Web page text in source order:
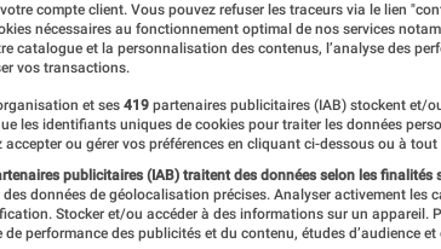
votre compte client. Vous pouvez refuser les traceurs via le lien
nécessaires au fonctionnement optimal de nos services
catalogue et la personnalisation des contenus, l’analyse des
vos transactions.
et ses 419 partenaires publicitaires (IAB) stockent et/
les identifiants uniques de cookies pour traiter les données
accepter ou gérer vos préférences en cliquant ci-dessous ou à
publicitaires (IAB) traitent des données selon les finalités
des données de géolocalisation précises. Analyser activement les
Stocker et/ou accéder à des informations sur un appareil.
de performance des publicités et du contenu, études d’audience